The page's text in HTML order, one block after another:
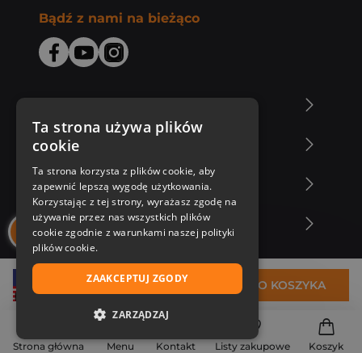
Strona główna Menu Kontakt Listy zakupowe Koszyk
62,33 zł DO KOSZYKA
Bądź z nami na bieżąco
Zakupy u nas
Nasza oferta
Nasi autorzy
Ta strona używa plików
cookie
Ta strona korzysta z plików cookie, aby
zapewnić lepszą wygodę użytkowania.
Korzystając z tej strony, wyrażasz zgodę na
używanie przez nas wszystkich plików
cookie zgodnie z warunkami naszej polityki
plików cookie.
ZAAKCEPTUJ ZGODY
ZARZĄDZAJ
NIEZBĘDNE